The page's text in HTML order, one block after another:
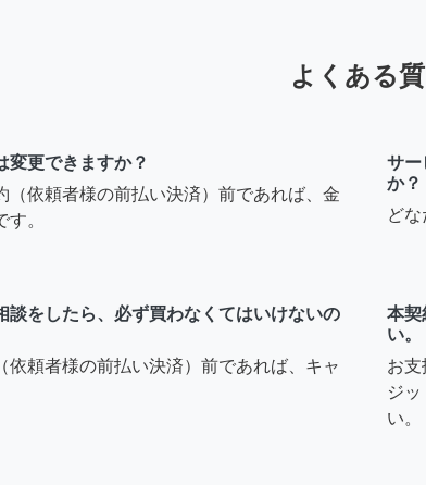
よくある
変更できますか？
（依頼者様の前払い決済）前であれば、金
。
サー
か？
ど
談をしたら、必ず買わなくてはいけないの
依頼者様の前払い決済）前であれば、キャ
本契
い。
お支
ジ
い。